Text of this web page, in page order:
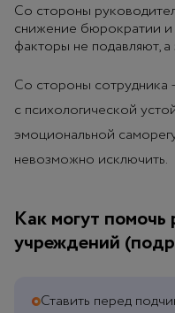
Со стороны
снижение бюрократии и
факторы не подавляют,
Со стороны сотрудника
с психологической
эмоциональной
невозможно исключить.
Как могут
учреждений
Ставить перед